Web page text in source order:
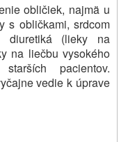
obličiek, najmä u
s obličkami, srdcom
diuretiká (lieky na
na liečbu vysokého
pacientov.
vedie k úprave